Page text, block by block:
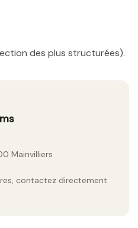
des plus structurées).
Mainvilliers
contactez directement